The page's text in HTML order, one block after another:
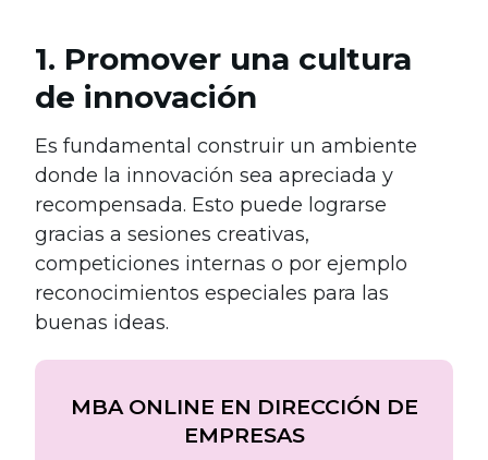
1. Promover una cultura
de innovación
Es fundamental construir un ambiente
donde la innovación sea apreciada y
recompensada. Esto puede lograrse
gracias a sesiones creativas,
competiciones internas o por ejemplo
reconocimientos especiales para las
buenas ideas.
MBA ONLINE EN DIRECCIÓN DE
EMPRESAS